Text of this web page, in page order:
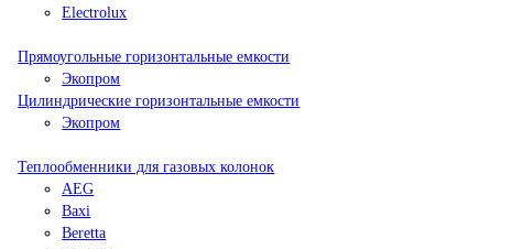
Electrolux
Прямоугольные горизонтальные емкости
Экопром
Цилиндрические горизонтальные емкости
Экопром
Теплообменники для газовых колонок
AEG
Baxi
Beretta